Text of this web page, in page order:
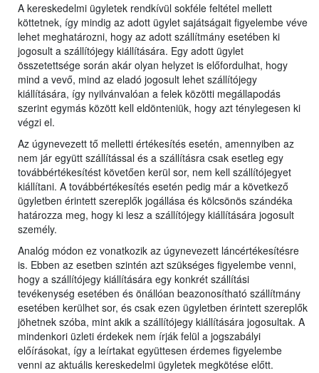
A kereskedelmi ügyletek rendkívül sokféle feltétel mellett
köttetnek, így mindig az adott ügylet sajátságait figyelembe véve
lehet meghatározni, hogy az adott szállítmány esetében ki
jogosult a szállítójegy kiállítására. Egy adott ügylet
összetettsége során akár olyan helyzet is előfordulhat, hogy
mind a vevő, mind az eladó jogosult lehet szállítójegy
kiállítására, így nyilvánvalóan a felek közötti megállapodás
szerint egymás között kell eldönteniük, hogy azt ténylegesen ki
végzi el.
Az úgynevezett tő melletti értékesítés esetén, amennyiben az
nem jár együtt szállítással és a szállításra csak esetleg egy
továbbértékesítést követően kerül sor, nem kell szállítójegyet
kiállítani. A továbbértékesítés esetén pedig már a következő
ügyletben érintett szereplők jogállása és kölcsönös szándéka
határozza meg, hogy ki lesz a szállítójegy kiállítására jogosult
személy.
Analóg módon ez vonatkozik az úgynevezett láncértékesítésre
is. Ebben az esetben szintén azt szükséges figyelembe venni,
hogy a szállítójegy kiállítására egy konkrét szállítási
tevékenység esetében és önállóan beazonosítható szállítmány
esetében kerülhet sor, és csak ezen ügyletben érintett szereplők
jöhetnek szóba, mint akik a szállítójegy kiállítására jogosultak. A
mindenkori üzleti érdekek nem írják felül a jogszabályi
előírásokat, így a leírtakat együttesen érdemes figyelembe
venni az aktuális kereskedelmi ügyletek megkötése előtt.